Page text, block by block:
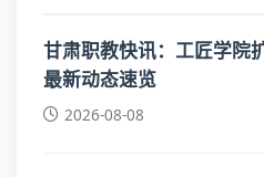
甘肃职教快讯：工匠学院
最新动态速览
2026-08-08